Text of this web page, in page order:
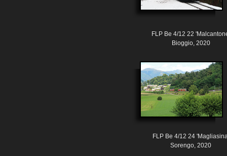
FLP Be 4/12 22
Bioggio, 2020
FLP Be 4/12 24
Sorengo, 2020